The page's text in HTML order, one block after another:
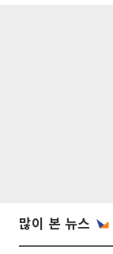
많이 본 뉴스